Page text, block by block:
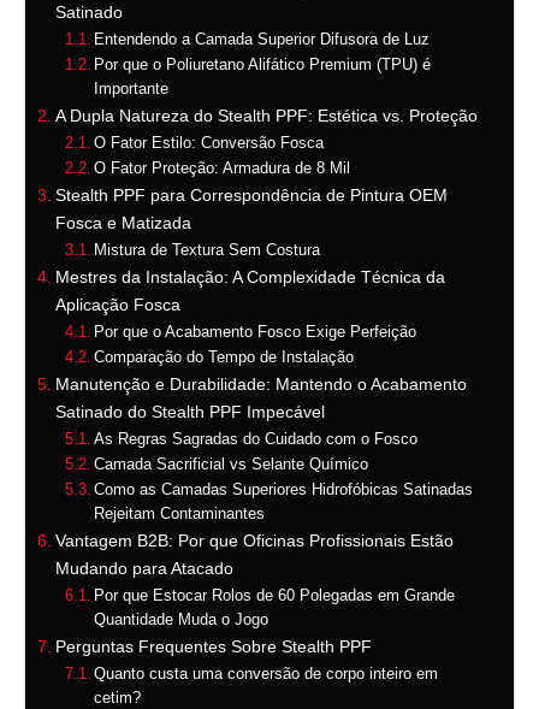
Satinado
Entendendo a Camada Superior Difusora de Luz
Por que o Poliuretano Alifático Premium (TPU) é
Importante
A Dupla Natureza do Stealth PPF: Estética vs. Proteção
O Fator Estilo: Conversão Fosca
O Fator Proteção: Armadura de 8 Mil
Stealth PPF para Correspondência de Pintura OEM
Fosca e Matizada
Mistura de Textura Sem Costura
Mestres da Instalação: A Complexidade Técnica da
Aplicação Fosca
Por que o Acabamento Fosco Exige Perfeição
Comparação do Tempo de Instalação
Manutenção e Durabilidade: Mantendo o Acabamento
Satinado do Stealth PPF Impecável
As Regras Sagradas do Cuidado com o Fosco
Camada Sacrificial vs Selante Químico
Como as Camadas Superiores Hidrofóbicas Satinadas
Rejeitam Contaminantes
Vantagem B2B: Por que Oficinas Profissionais Estão
Mudando para Atacado
Por que Estocar Rolos de 60 Polegadas em Grande
Quantidade Muda o Jogo
Perguntas Frequentes Sobre Stealth PPF
Quanto custa uma conversão de corpo inteiro em
cetim?